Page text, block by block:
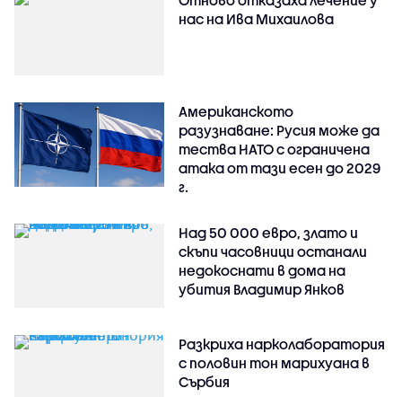
нас на Ива Михаилова
Американското
разузнаване: Русия може да
тества НАТО с ограничена
атака от тази есен до 2029
г.
Над 50 000 евро, злато и
скъпи часовници останали
недокоснати в дома на
убития Владимир Янков
Разкриха нарколаборатория
с половин тон марихуана в
Сърбия